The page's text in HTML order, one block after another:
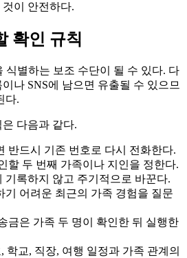
이 안전하다.
확인 규칙
식별하는 보조 수단이 될 수 있다. 다
나 SNS에 남으면 유출될 수 있으므
다.
다음과 같다.
반드시 기존 번호로 다시 전화한다.
할 두 번째 가족이나 지인을 정한다.
기록하지 않고 주기적으로 바꾼다.
기 어려운 최근의 가족 경험을 질문
금은 가족 두 명이 확인한 뒤 실행한
학교, 직장, 여행 일정과 가족 관계의